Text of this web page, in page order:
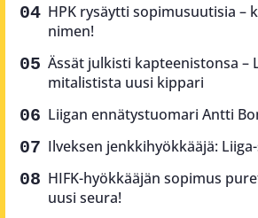
HPK rysäytti sopimusuutisia –
nimen!
Ässät julkisti kapteenistonsa –
mitalistista uusi kippari
Liigan ennätystuomari Antti
Ilveksen jenkkihyökkääjä:
HIFK-hyökkääjän sopimus
uusi seura!